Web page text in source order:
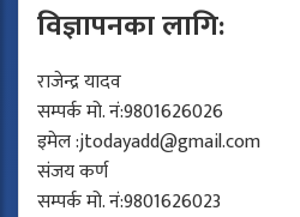
विज्ञापनका लागि:
राजेन्द्र यादव
सम्पर्क मो. नं:9801626026
इमेल :jtodayadd@gmail.com
संजय कर्ण
सम्पर्क मो. नं:9801626023